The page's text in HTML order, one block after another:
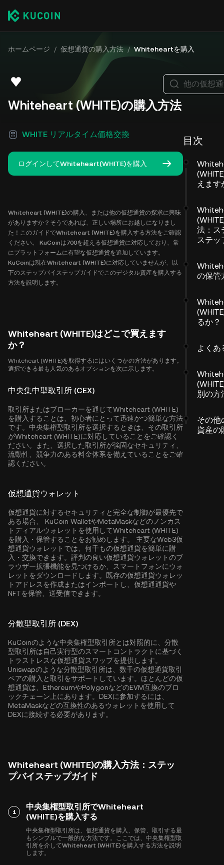
ホームページ / 仮想通貨の購入方法 / Whiteheartを購入
Whiteheart (WHITE)の購入方法
WHITE リアルタイム価格交換
ログインしてWhiteheart(WHITE)を購入
Whiteheart (WHITE)の購入、または他の仮想通貨の探求に興味
がありますか？そうであれば、正しい場所にお越しになりまし
た！このガイドでWhiteheart (WHITE)を購入する方法をご確認
ください。 KuCoinは700を超える仮想通貨に対応しており、常
にプラットフォームに有望な仮想通貨を追加しています。
KuCoinは現在Whiteheart (WHITE)に対応していませんが、以
下のステップバイステップガイドでこのデジタル資産を購入する
方法を説明します。
Whiteheart (WHITE)はどこで買えます
か？
Whiteheart (WHITE)を取得するにはいくつかの方法があります。
選択できる最も人気のあるオプションを次に示します。
中央集中型取引所 (CEX)
取引所またはブローカーを通じてWhiteheart (WHITE)
を購入することは、初心者にとって迅速かつ簡単な方法
です。中央集権型取引所を選択するときは、その取引所
がWhiteheart (WHITE)に対応していることをご確認く
ださい。また、選択した取引所が強固なセキュリティ、
流動性、競争力のある料金体系を備えていることをご確
認ください。
仮想通貨ウォレット
仮想通貨に対するセキュリティと完全な制御が最優先で
ある場合、 KuCoin WalletやMetaMaskなどのノンカス
トディアルウォレットを使用してWhiteheart (WHITE)
を購入・保管することをお勧めします。 主要なWeb3仮
想通貨ウォレットでは、何千もの仮想通貨を簡単に購
入・交換できます。評判の良い仮想通貨ウォレットのブ
ラウザー拡張機能を見つけるか、スマートフォンにウォ
レットをダウンロードします。既存の仮想通貨ウォレッ
トアドレスを作成またはインポートし、仮想通通貨や
NFTを保管、送受信できます。
分散型取引所 (DEX)
KuCoinのような中央集権型取引所とは対照的に、分散
型取引所は自己実行型のスマートコントラクトに基づく
トラストレスな仮想通貨スワップを提供します。
Uniswapのような分散型取引所は、数千の仮想通貨取引
ペアの購入と取引をサポートしています。ほとんどの仮
想通貨は、 EthereumやPolygonなどのEVM互換のブロ
ックチェーン上にあります。DEXに参加するには、
MetaMaskなどの互換性のあるウォレットを使用して
DEXに接続する必要があります。
Whiteheart (WHITE)の購入方法：ステッ
プバイステップガイド
1
中央集権型取引所でWhiteheart
(WHITE)を購入する
中央集権型取引所は、仮想通貨を購入、保管、取引する最
もシンプルで一般的な方法です。ここでは、中央集権型取
引所を介してWhiteheart (WHITE)を購入する方法を説明
します。
他の仮想
目次
えます
法：ス
ステッ
の保管
るか？
よくあ
別の方
その他
資産の